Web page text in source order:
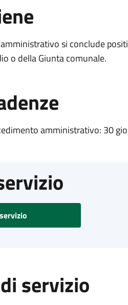
si conclude
o della Giunta comunale.
amministrativo: 30
servizio